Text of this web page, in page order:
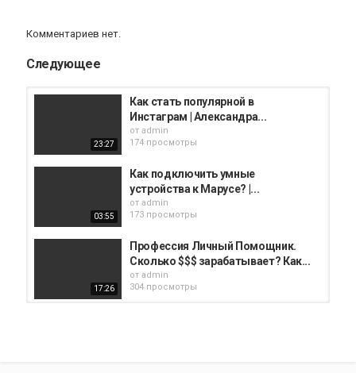
Комментариев нет.
Следующее
23:27
Как стать популярной в
Инстаграм | Александра...
от admin
174 просмотры
03:55
Как подключить умные
устройства к Марусе? |...
от admin
173 просмотры
17:26
Профессия Личный Помощник.
Сколько $$$ зарабатывает? Как...
от admin
304 просмотры